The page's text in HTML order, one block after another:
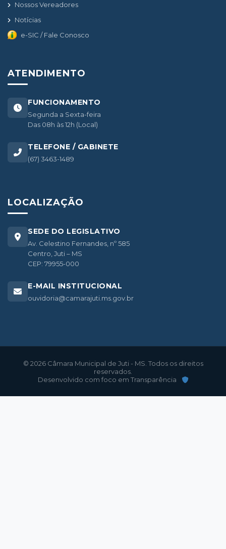
Nossos Vereadores
Notícias
e-SIC / Fale Conosco
ATENDIMENTO
FUNCIONAMENTO
Segunda a Sexta-feira
Das 08h às 12h (Local)
TELEFONE / GABINETE
(67) 3463-1489
LOCALIZAÇÃO
SEDE DO LEGISLATIVO
Av. Celestino Fernandes, nº 585
Centro, Juti – MS
CEP: 79955-000
E-MAIL INSTITUCIONAL
ouvidoria@camarajuti.ms.gov.br
© 2026 Câmara Municipal de Juti - MS. Todos os direitos
reservados.
Desenvolvido com foco em Transparência